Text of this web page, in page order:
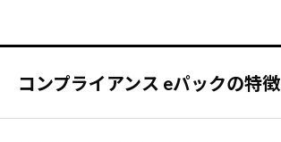
コンプライアンス eパックの特徴